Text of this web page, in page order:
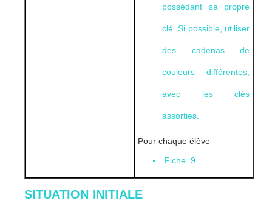
possédant sa propre
clé. Si possible, utiliser
des cadenas de
couleurs différentes,
avec les clés
assorties.
Pour chaque élève
Fiche 9
SITUATION INITIALE